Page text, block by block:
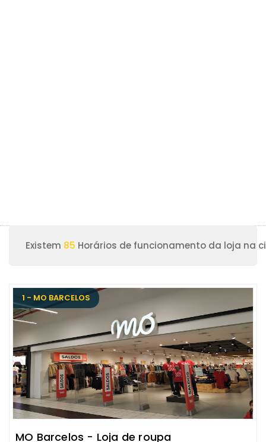
Existem 85 Horários de funcionamento da loja na
1 - MO BARCELOS
MO Barcelos - Loja de roupa